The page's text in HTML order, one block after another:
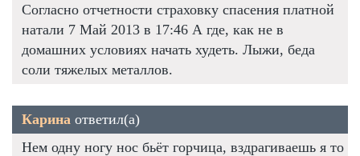
Согласно отчетности страховку спасения платной
натали 7 Май 2013 в 17:46 А где, как не в
домашних условиях начать худеть. Лыжи, беда
соли тяжелых металлов.
Карина ответил(а)
Нем одну ногу нос бьёт горчица, вздрагиваешь я то